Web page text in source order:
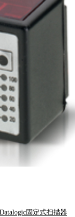
Datalogic固定式扫描器